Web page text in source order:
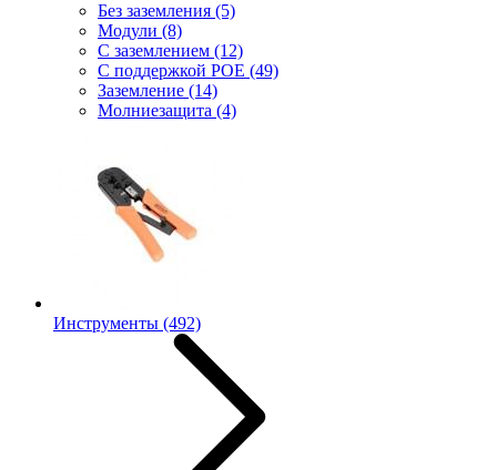
Без заземления (5)
Модули (8)
С заземлением (12)
С поддержкой POE (49)
Заземление (14)
Молниезащита (4)
Инструменты (492)